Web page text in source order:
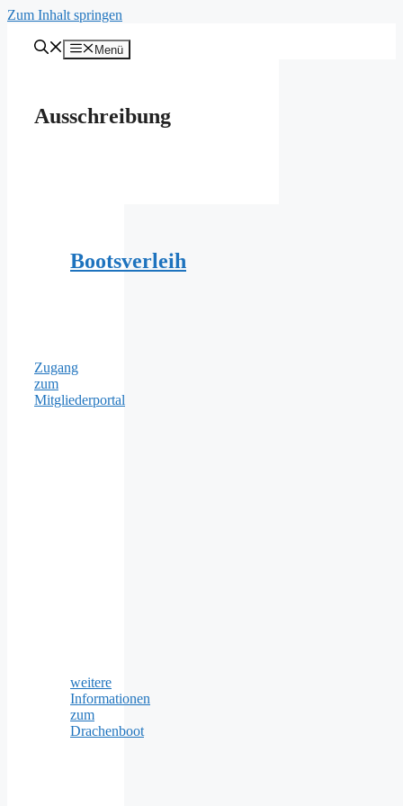
Zum Inhalt springen
Menü
Ausschreibung
Bootsverleih
Zugang
zum
Mitgliederportal
weitere
Informationen
zum
Drachenboot